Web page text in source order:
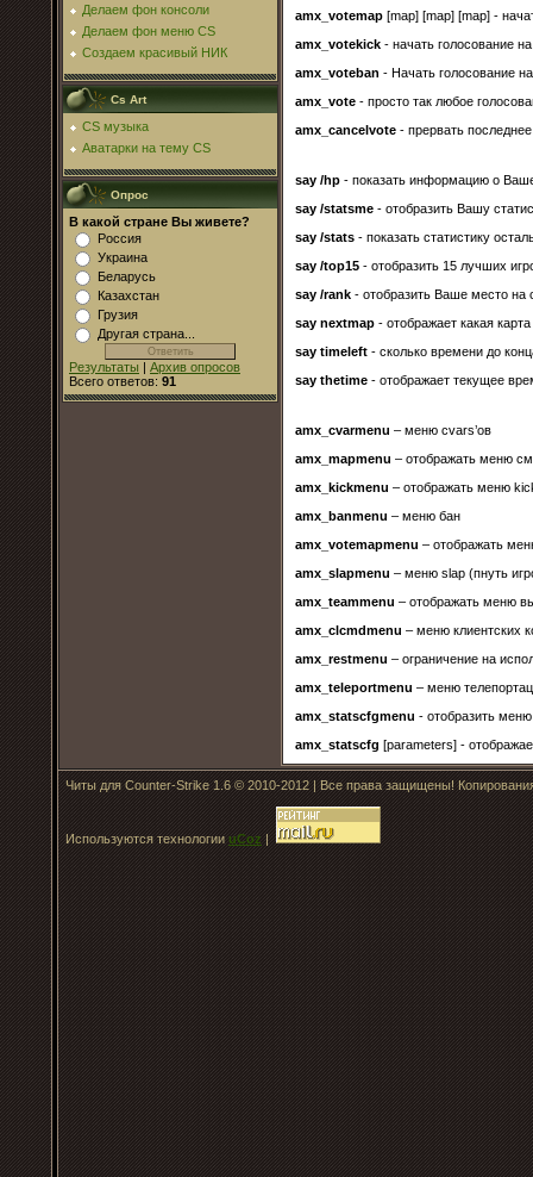
Делаем фон консоли
Делаем фон меню CS
Создаем красивый НИК
Cs Art
CS музыка
Аватарки на тему CS
Опрос
В какой стране Вы живете?
Россия
Украина
Беларусь
Казахстан
Грузия
Другая страна...
Результаты | Архив опросов
Всего ответов: 91
amx_votemap [map] [map] [map] -
amx_votekick - начать голосование на
amx_voteban - Начать голосование
amx_vote - просто так любое
amx_cancelvote - прервать
say /hp - показать информацию о
say /statsme - отобразить Вашу
say /stats - показать статистику
say /top15 - отобразить 15 лучших
say /rank - отобразить Ваше место на
say nextmap - отображает какая
say timeleft - сколько времени до
say thetime - отображает текущее
amx_cvarmenu – меню cvars’ов
amx_mapmenu – отображать меню
amx_kickmenu – отображать меню
amx_banmenu – меню бан
amx_votemapmenu – отображать
amx_slapmenu – меню slap (пнуть
amx_teammenu – отображать меню
amx_clcmdmenu – меню клиентских
amx_restmenu – ограничение на
amx_teleportmenu – меню
amx_statscfgmenu - отобразить
amx_statscfg [parameters] -
Читы для Counter-Strike 1.6 © 2010-2012 | Все права защищены!
Используются технологииuCoz|